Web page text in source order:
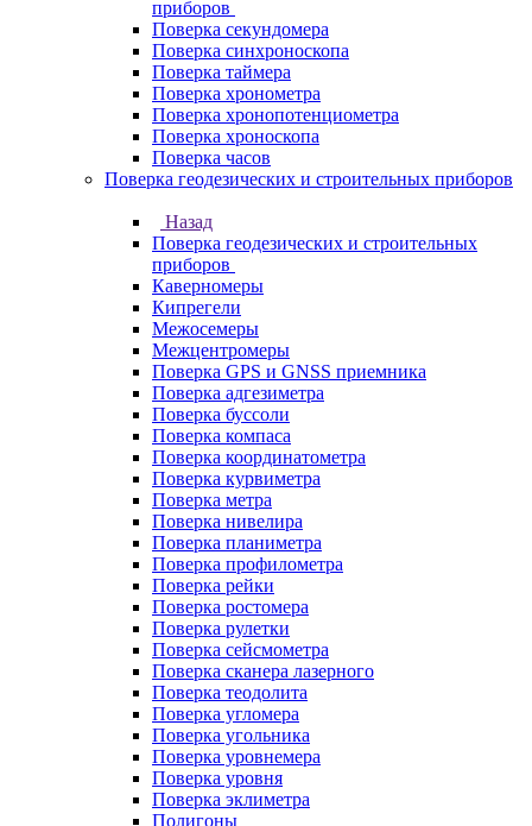
приборов
Поверка секундомера
Поверка синхроноскопа
Поверка таймера
Поверка хронометра
Поверка хронопотенциометра
Поверка хроноскопа
Поверка часов
Поверка геодезических и строительных приборов
Назад
Поверка геодезических и строительных
приборов
Каверномеры
Кипрегели
Межосемеры
Межцентромеры
Поверка GPS и GNSS приемника
Поверка адгезиметра
Поверка буссоли
Поверка компаса
Поверка координатометра
Поверка курвиметра
Поверка метра
Поверка нивелира
Поверка планиметра
Поверка профилометра
Поверка рейки
Поверка ростомера
Поверка рулетки
Поверка сейсмометра
Поверка сканера лазерного
Поверка теодолита
Поверка угломера
Поверка угольника
Поверка уровнемера
Поверка уровня
Поверка эклиметра
Полигоны